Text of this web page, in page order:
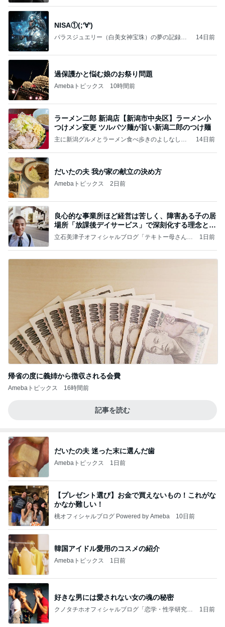
NISA①(;'∀')
パラスジュエリー（白美女神宝珠）の夢の記録
14日前
過保護かと悩む娘のお祭り問題
Amebaトピックス 10時間前
ラーメン二郎 新潟店【新潟市中央区】ラーメン小
つけメン変更 ツルパツ麺が旨い新潟二郎のつけ麺
主に新潟グルメとラーメン食べ歩きのよしなしご
14日前
だいたの夫 我が家の献立の決め方
Amebaトピックス 2日前
良心的な事業所ほど経営は苦しく、障害ある子の居
場所「放課後デイサービス」で深刻化する理念と現
実の
立石美津子オフィシャルブログ「テキトー母さんの
1日前
帰省の度に義姉から徴収される会費
Amebaトピックス 16時間前
記事を読む
だいたの夫 迷った末に選んだ歯
Amebaトピックス 1日前
【プレゼント選び】お金で買えないもの！これがな
かなか難しい！
桃オフィシャルブログ Powered by Ameba 10日前
韓国アイドル愛用のコスメの紹介
Amebaトピックス 1日前
好きな男には愛されない女の魂の秘密
クノタチホオフィシャルブログ「恋学・性学研究
1日前